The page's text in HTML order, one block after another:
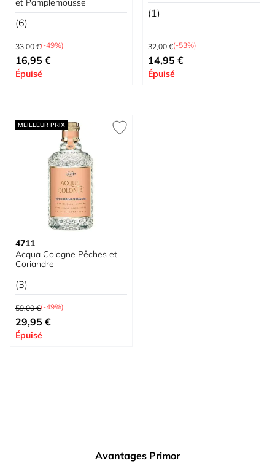
et Pamplemousse
(6)
Prix normal
33,00 €(-49%)
À partir de
16,95 €
Épuisé
(1)
Prix normal
32,00 €(-53%)
Prix spécial
14,95 €
Épuisé
MEILLEUR PRIX
4711
Acqua Cologne Pêches et
Coriandre
(3)
Prix normal
59,00 €(-49%)
Prix spécial
29,95 €
Épuisé
Avantages Primor